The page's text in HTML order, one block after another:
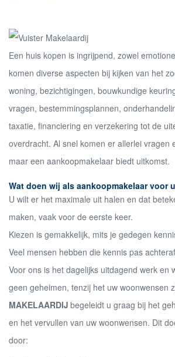
Een huis kopen is ingrijpend, zowel
komen diverse aspecten bij kijken van het
woning, bezichtigingen, bouwkundige
vragen, bestemmingsplannen,
taxatie, financiering en verzekering tot de
overdracht. Al snel komen er allerlei vragen
maar een aankoopmakelaar biedt uitkomst.
Wat doen wij als aankoopmakelaar voor
U wilt er het maximale uit halen en dat
maken, vaak voor de eerste keer.
Kiezen is gemakkelijk, mits je gedegen
Veel mensen hebben die kennis pas
Voor ons is het dagelijks uitdagend werk en
geen geheimen, tenzij het uw woonwensen
MAKELAARDIJ begeleidt u graag bij het
en het vervullen van uw woonwensen. Dit
door: